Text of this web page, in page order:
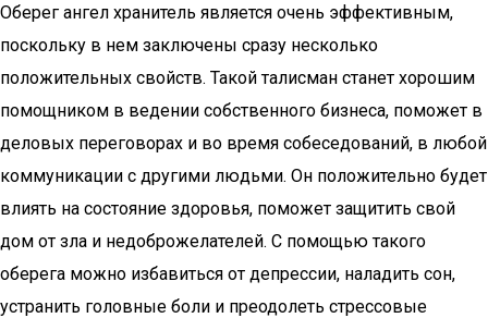
Оберег ангел хранитель является очень эффективным,
поскольку в нем заключены сразу несколько
положительных свойств. Такой талисман станет хорошим
помощником в ведении собственного бизнеса, поможет в
деловых переговорах и во время собеседований, в любой
коммуникации с другими людьми. Он положительно будет
влиять на состояние здоровья, поможет защитить свой
дом от зла и недоброжелателей. С помощью такого
оберега можно избавиться от депрессии, наладить сон,
устранить головные боли и преодолеть стрессовые